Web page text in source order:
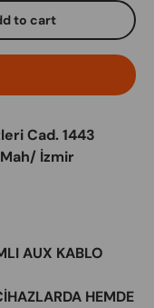
to cart
Cad. 1443
İzmir
AUX KABLO
HEMDE